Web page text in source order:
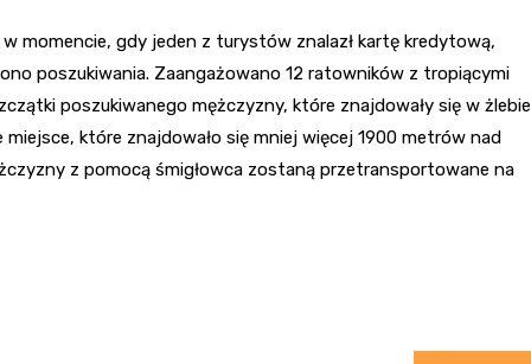
momencie, gdy jeden z turystów znalazł kartę kredytową,
poszukiwania. Zaangażowano 12 ratowników z tropiącymi
poszukiwanego mężczyzny, które znajdowały się w żlebie
które znajdowało się mniej więcej 1900 metrów nad
z pomocą śmigłowca zostaną przetransportowane na